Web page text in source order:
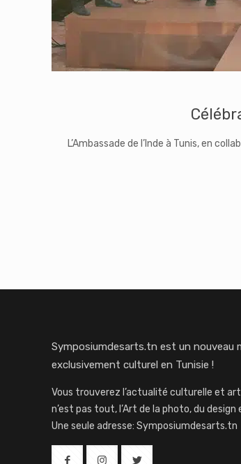
L’Ambassade de l’Inde à Tunis, en
Symposiumdesarts.tn est un nouveau
exclusivement culturel en Tunisie !
Vous trouverez l’actualité culturelle et
n’est pas tout, l’Art de la photo, du design
Une seule adresse: Symposiumdesarts.tn